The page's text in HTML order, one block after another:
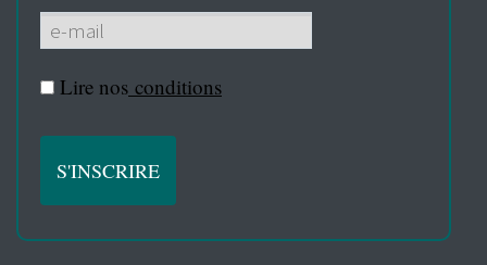
Lire nos conditions